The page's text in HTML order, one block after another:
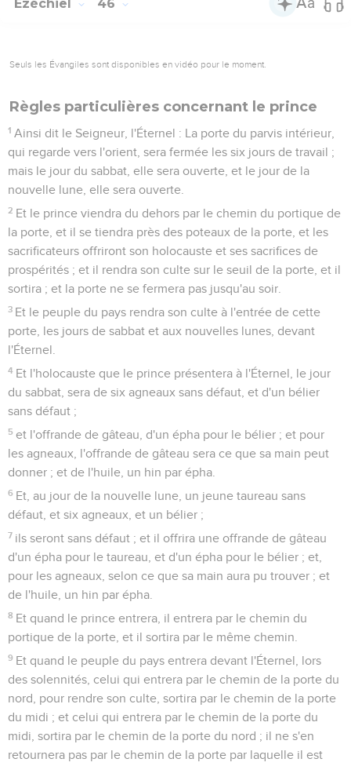
Ezéchiel 46
Seuls les Évangiles sont disponibles en vidéo pour le moment.
Règles particulières concernant le prince
1 Ainsi dit le Seigneur, l'Éternel : La porte du parvis intérieur,
qui regarde vers l'orient, sera fermée les six jours de travail ;
mais le jour du sabbat, elle sera ouverte, et le jour de la
nouvelle lune, elle sera ouverte.
2 Et le prince viendra du dehors par le chemin du portique de
la porte, et il se tiendra près des poteaux de la porte, et les
sacrificateurs offriront son holocauste et ses sacrifices de
prospérités ; et il rendra son culte sur le seuil de la porte, et il
sortira ; et la porte ne se fermera pas jusqu'au soir.
3 Et le peuple du pays rendra son culte à l'entrée de cette
porte, les jours de sabbat et aux nouvelles lunes, devant
l'Éternel.
4 Et l'holocauste que le prince présentera à l'Éternel, le jour
du sabbat, sera de six agneaux sans défaut, et d'un bélier
sans défaut ;
5 et l'offrande de gâteau, d'un épha pour le bélier ; et pour
les agneaux, l'offrande de gâteau sera ce que sa main peut
donner ; et de l'huile, un hin par épha.
6 Et, au jour de la nouvelle lune, un jeune taureau sans
défaut, et six agneaux, et un bélier ;
7 ils seront sans défaut ; et il offrira une offrande de gâteau
d'un épha pour le taureau, et d'un épha pour le bélier ; et,
pour les agneaux, selon ce que sa main aura pu trouver ; et
de l'huile, un hin par épha.
8 Et quand le prince entrera, il entrera par le chemin du
portique de la porte, et il sortira par le même chemin.
9 Et quand le peuple du pays entrera devant l'Éternel, lors
des solennités, celui qui entrera par le chemin de la porte du
nord, pour rendre son culte, sortira par le chemin de la porte
du midi ; et celui qui entrera par le chemin de la porte du
midi, sortira par le chemin de la porte du nord ; il ne s'en
retournera pas par le chemin de la porte par laquelle il est